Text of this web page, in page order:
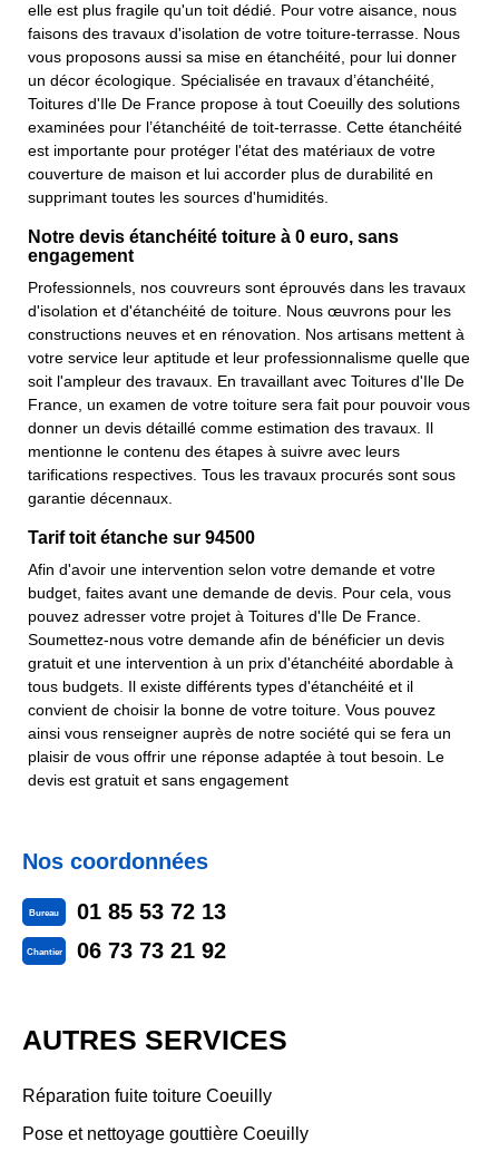
elle est plus fragile qu'un toit dédié. Pour votre aisance, nous
faisons des travaux d'isolation de votre toiture-terrasse. Nous
vous proposons aussi sa mise en étanchéité, pour lui donner
un décor écologique. Spécialisée en travaux d’étanchéité,
Toitures d'Ile De France propose à tout Coeuilly des solutions
examinées pour l’étanchéité de toit-terrasse. Cette étanchéité
est importante pour protéger l'état des matériaux de votre
couverture de maison et lui accorder plus de durabilité en
supprimant toutes les sources d'humidités.
Notre devis étanchéité toiture à 0 euro, sans
engagement
Professionnels, nos couvreurs sont éprouvés dans les travaux
d'isolation et d'étanchéité de toiture. Nous œuvrons pour les
constructions neuves et en rénovation. Nos artisans mettent à
votre service leur aptitude et leur professionnalisme quelle que
soit l'ampleur des travaux. En travaillant avec Toitures d'Ile De
France, un examen de votre toiture sera fait pour pouvoir vous
donner un devis détaillé comme estimation des travaux. Il
mentionne le contenu des étapes à suivre avec leurs
tarifications respectives. Tous les travaux procurés sont sous
garantie décennaux.
Tarif toit étanche sur 94500
Afin d'avoir une intervention selon votre demande et votre
budget, faites avant une demande de devis. Pour cela, vous
pouvez adresser votre projet à Toitures d'Ile De France.
Soumettez-nous votre demande afin de bénéficier un devis
gratuit et une intervention à un prix d'étanchéité abordable à
tous budgets. Il existe différents types d'étanchéité et il
convient de choisir la bonne de votre toiture. Vous pouvez
ainsi vous renseigner auprès de notre société qui se fera un
plaisir de vous offrir une réponse adaptée à tout besoin. Le
devis est gratuit et sans engagement
Nos coordonnées
Bureau 01 85 53 72 13
Chantier 06 73 73 21 92
AUTRES SERVICES
Réparation fuite toiture Coeuilly
Pose et nettoyage gouttière Coeuilly